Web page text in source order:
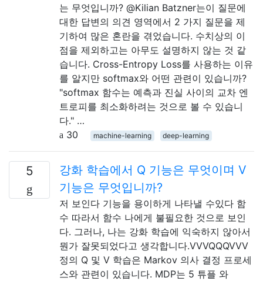
는 무엇입니까? @Kilian Batzner는이 질문에
대한 답변의 의견 영역에서 2 가지 질문을 제
기하여 많은 혼란을 겪었습니다. 수치상의 이
점을 제외하고는 아무도 설명하지 않는 것 같
습니다. Cross-Entropy Loss를 사용하는 이유
를 알지만 softmax와 어떤 관련이 있습니까?
"softmax 함수는 예측과 진실 사이의 교차 엔
트로피를 최소화하려는 것으로 볼 수 있습니
다." …
30
machine-learning deep-learning
5
강화 학습에서 Q 기능은 무엇이며 V
기능은 무엇입니까?
저 보인다 기능을 용이하게 나타낼 수있다 함
수 따라서 함수 나에게 불필요한 것으로 보인
다. 그러나, 나는 강화 학습에 익숙하지 않아서
뭔가 잘못되었다고 생각합니다.VVVQQQVVV
정의 Q 및 V 학습은 Markov 의사 결정 프로세
스와 관련이 있습니다. MDP는 5 튜플 와